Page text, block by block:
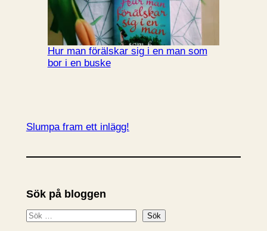
Hur man förälskar sig i en man som
bor i en buske
Slumpa fram ett inlägg!
Sök på bloggen
S
Sök